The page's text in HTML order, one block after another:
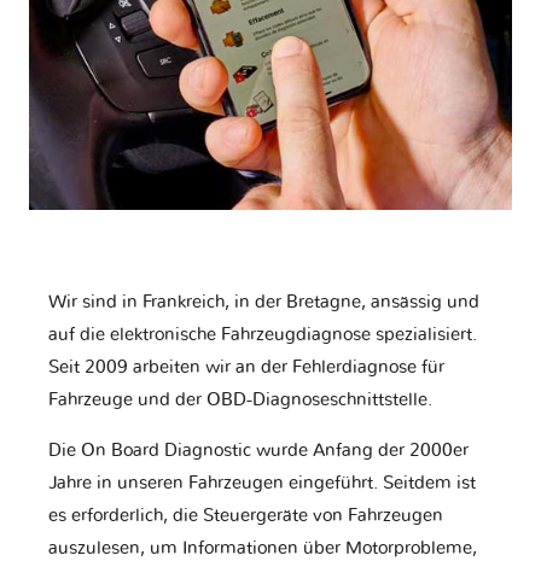
Wir sind in Frankreich, in der Bretagne, ansässig und
auf die elektronische Fahrzeugdiagnose spezialisiert.
Seit 2009 arbeiten wir an der Fehlerdiagnose für
Fahrzeuge und der OBD-Diagnoseschnittstelle.
Die On Board Diagnostic wurde Anfang der 2000er
Jahre in unseren Fahrzeugen eingeführt. Seitdem ist
es erforderlich, die Steuergeräte von Fahrzeugen
auszulesen, um Informationen über Motorprobleme,